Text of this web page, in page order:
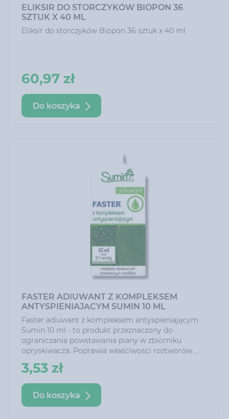
ELIKSIR DO STORCZYKÓW BIOPON 36
SZTUK X 40 ML
Eliksir do storczyków Biopon 36 sztuk x 40 ml
60,97 zł
Do koszyka
FASTER ADIUWANT Z KOMPLEKSEM
ANTYSPIENIAJĄCYM SUMIN 10 ML
Faster adiuwant z kompleksem antyspieniającym
Sumin 10 ml - to produkt przeznaczony do
ograniczania powstawania piany w zbiorniku
opryskiwacza. Poprawia właściwości roztworów
roboczych środków ochrony roślin i nawozów
dolistnych, zwiększając skuteczność substancji
biologicznie czynnych oraz wspomagając
przyswajanie składników pokarmowych.
3,53 zł
Do koszyka